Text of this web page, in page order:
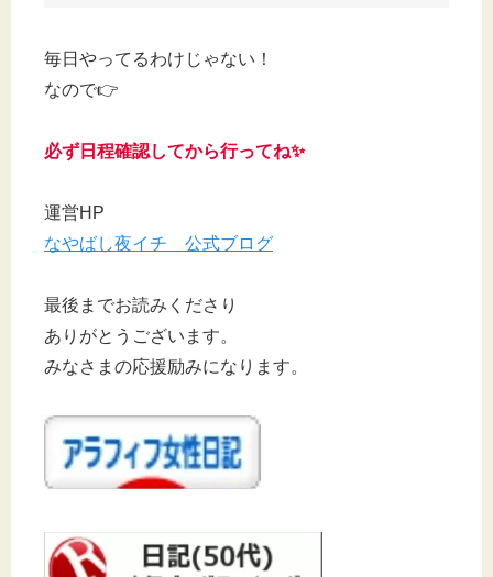
毎日やってるわけじゃない！
なので👉
必ず日程確認してから行ってね✨
運営HP
なやばし夜イチ 公式ブログ
最後までお読みくださり
ありがとうございます。
みなさまの応援励みになります。